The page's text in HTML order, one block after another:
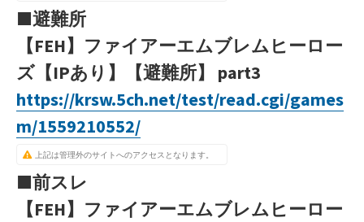
■避難所
【FEH】ファイアーエムブレムヒーロー
ズ【IPあり】【避難所】 part3
https://krsw.5ch.net/test/read.cgi/games
m/1559210552/
上記は管理外のサイトへのアクセスとなります。
■前スレ
【FEH】ファイアーエムブレムヒーロー